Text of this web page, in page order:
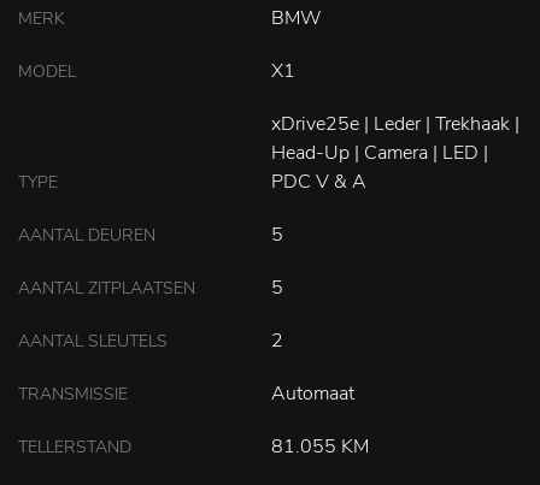
MERK BMW
MODEL X1
TYPE
xDrive25e | Leder | Trekhaak |
Head-Up | Camera | LED |
PDC V & A
AANTAL DEUREN 5
AANTAL ZITPLAATSEN 5
AANTAL SLEUTELS 2
TRANSMISSIE Automaat
TELLERSTAND 81.055 KM